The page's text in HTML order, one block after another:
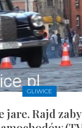
GLIWICE
jare. Rajd